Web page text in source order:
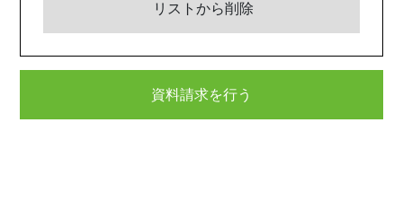
リストから削除
資料請求を行う